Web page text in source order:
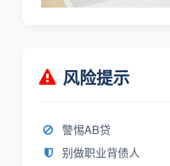
风险提示
警惕AB贷
别做职业背债人